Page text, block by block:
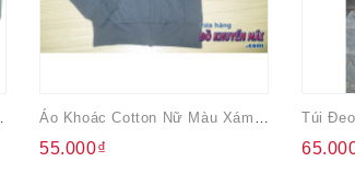
55.000₫